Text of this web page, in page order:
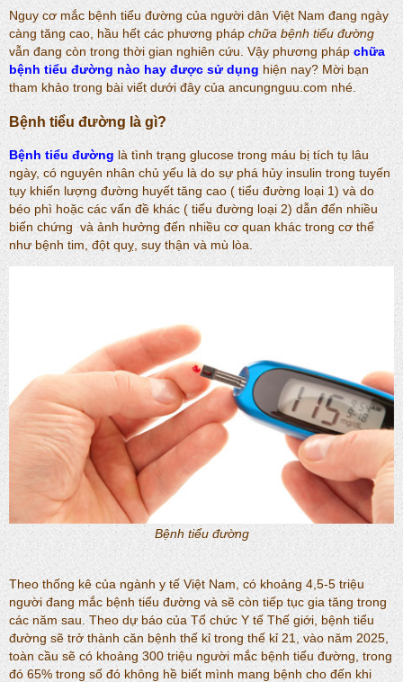
Nguy cơ mắc bệnh tiểu đường của người dân Việt Nam đang ngày
càng tăng cao, hầu hết các phương pháp chữa bệnh tiểu đường
vẫn đang còn trong thời gian nghiên cứu. Vậy phương pháp chữa
bệnh tiểu đường nào hay được sử dụng hiện nay? Mời bạn
tham khảo trong bài viết dưới đây của ancungnguu.com nhé.
Bệnh tiểu đường là gì?
Bệnh tiểu đường là tình trạng glucose trong máu bị tích tụ lâu
ngày, có nguyên nhân chủ yếu là do sự phá hủy insulin trong tuyến
tụy khiến lượng đường huyết tăng cao ( tiểu đường loại 1) và do
béo phì hoặc các vấn đề khác ( tiểu đường loại 2) dẫn đến nhiều
biến chứng và ảnh hưởng đến nhiều cơ quan khác trong cơ thể
như bệnh tim, đột quỵ, suy thận và mù lòa.
Bệnh tiểu đường
Theo thống kê của ngành y tế Việt Nam, có khoảng 4,5-5 triệu
người đang mắc bệnh tiểu đường và sẽ còn tiếp tục gia tăng trong
các năm sau. Theo dự báo của Tổ chức Y tế Thế giới, bệnh tiểu
đường sẽ trở thành căn bệnh thế kỉ trong thế kỉ 21, vào năm 2025,
toàn cầu sẽ có khoảng 300 triệu người mắc bệnh tiểu đường, trong
đó 65% trong số đó không hề biết mình mang bệnh cho đến khi